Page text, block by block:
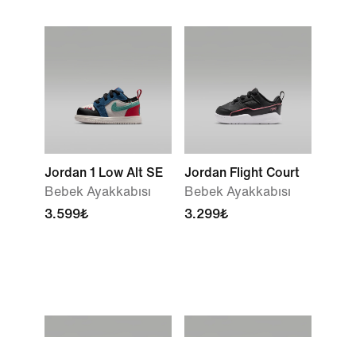
Jordan 1 Low Alt SE
Bebek Ayakkabısı
3.599₺
Jordan Flight Court
Bebek Ayakkabısı
3.299₺